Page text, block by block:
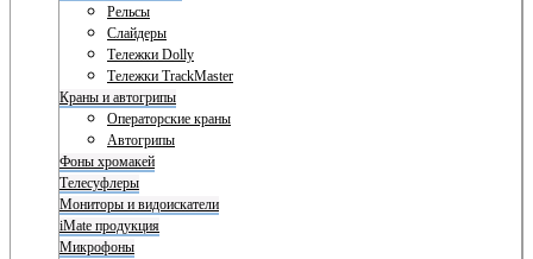
Рельсы
Слайдеры
Тележки Dolly
Тележки TrackMaster
Краны и автогрипы
Операторские краны
Автогрипы
Фоны хромакей
Телесуфлеры
Мониторы и видоискатели
iMate продукция
Микрофоны